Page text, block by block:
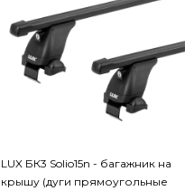
LUX БК3 Solio15n - багажник на
крышу (дуги прямоугольные